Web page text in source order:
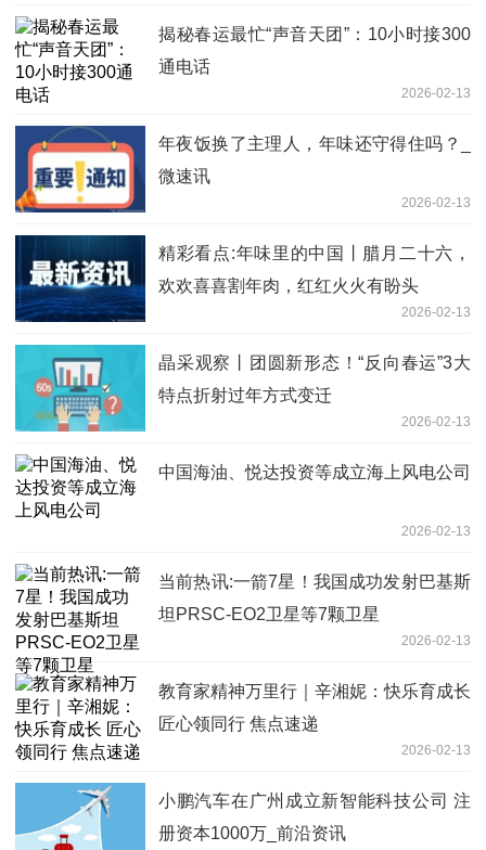
揭秘春运最忙“声音天团”：10小时接300
通电话
2026-02-13
年夜饭换了主理人，年味还守得住吗？_
微速讯
2026-02-13
精彩看点:年味里的中国丨腊月二十六，
欢欢喜喜割年肉，红红火火有盼头
2026-02-13
晶采观察丨团圆新形态！“反向春运”3大
特点折射过年方式变迁
2026-02-13
中国海油、悦达投资等成立海上风电公司
2026-02-13
当前热讯:一箭7星！我国成功发射巴基斯
坦PRSC-EO2卫星等7颗卫星
2026-02-13
教育家精神万里行｜辛湘妮：快乐育成长
匠心领同行 焦点速递
2026-02-13
小鹏汽车在广州成立新智能科技公司 注
册资本1000万_前沿资讯